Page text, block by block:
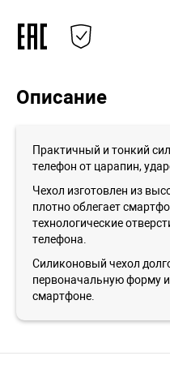
Описание
Практичный и тонкий
телефон от царапин,
Чехол изготовлен из
плотно облегает
технологические
телефона.
Силиконовый чехол
первоначальную форму и
смартфоне.